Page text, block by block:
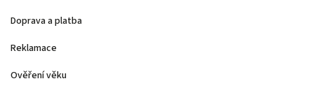
Doprava a platba
Reklamace
Ověření věku